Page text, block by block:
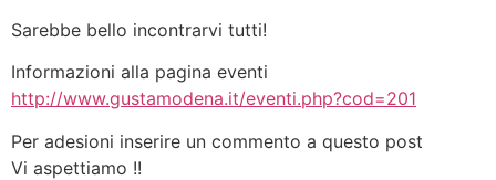
Sarebbe bello incontrarvi tutti!
Informazioni alla pagina eventi
http://www.gustamodena.it/eventi.php?cod=201
Per adesioni inserire un commento a questo post
Vi aspettiamo !!